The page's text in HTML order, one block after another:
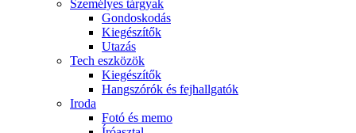
Személyes tárgyak
Gondoskodás
Kiegészítők
Utazás
Tech eszközök
Kiegészítők
Hangszórók és fejhallgatók
Iroda
Fotó és memo